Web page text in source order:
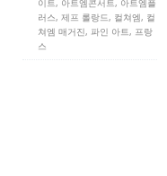
이트, 아트엠콘서트, 아트엠플
러스, 제프 롤랑드, 컬쳐엠, 컬
쳐엠 매거진, 파인 아트, 프랑
스